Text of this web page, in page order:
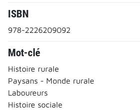
ISBN
978-2226209092
Mot-clé
Histoire rurale
Paysans - Monde rurale
Laboureurs
Histoire sociale